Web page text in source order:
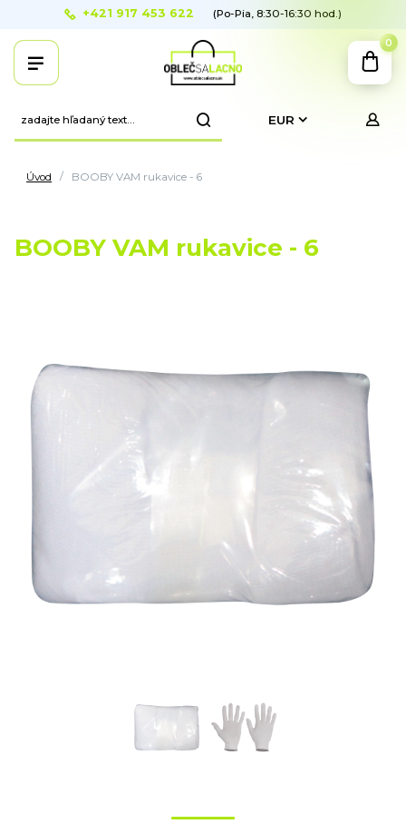
EUR
+421 917 453 622 (Po-Pia, 8:30-16:30 hod.)
0
Úvod BOOBY VAM rukavice - 6
BOOBY VAM rukavice - 6